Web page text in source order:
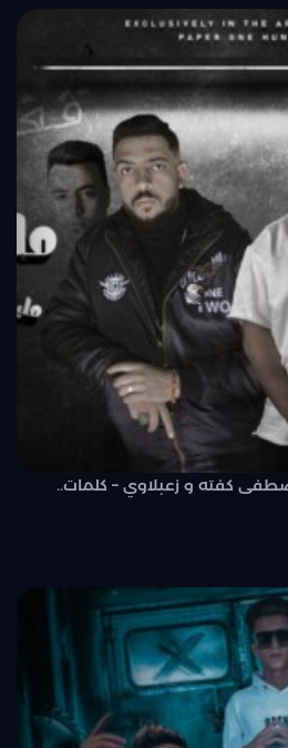
كفته و زعبلاوي – كلمات..